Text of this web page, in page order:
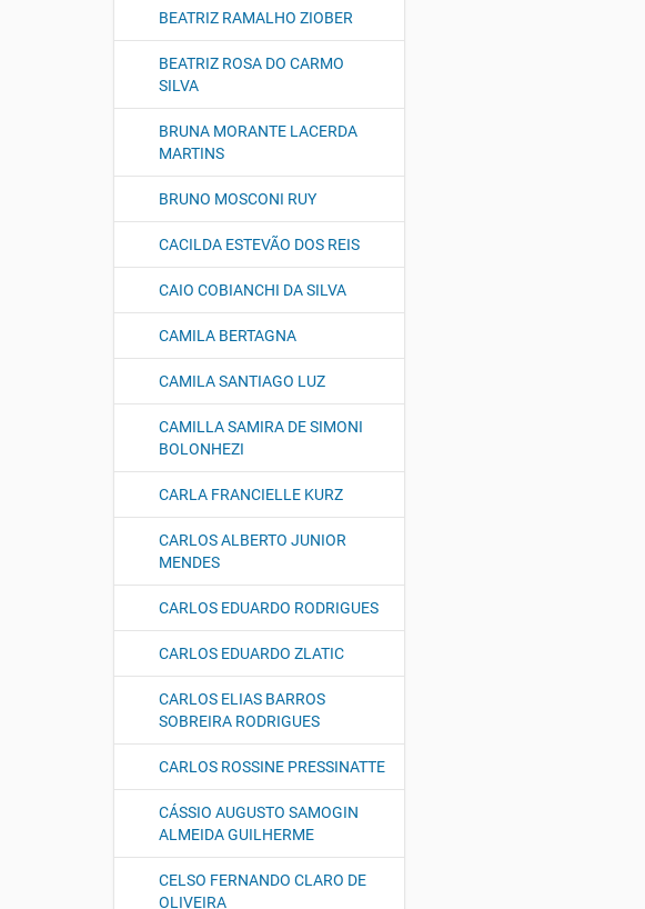
BEATRIZ RAMALHO ZIOBER
BEATRIZ ROSA DO CARMO
SILVA
BRUNA MORANTE LACERDA
MARTINS
BRUNO MOSCONI RUY
CACILDA ESTEVÃO DOS REIS
CAIO COBIANCHI DA SILVA
CAMILA BERTAGNA
CAMILA SANTIAGO LUZ
CAMILLA SAMIRA DE SIMONI
BOLONHEZI
CARLA FRANCIELLE KURZ
CARLOS ALBERTO JUNIOR
MENDES
CARLOS EDUARDO RODRIGUES
CARLOS EDUARDO ZLATIC
CARLOS ELIAS BARROS
SOBREIRA RODRIGUES
CARLOS ROSSINE PRESSINATTE
CÁSSIO AUGUSTO SAMOGIN
ALMEIDA GUILHERME
CELSO FERNANDO CLARO DE
OLIVEIRA